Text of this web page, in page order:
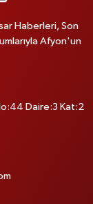
Haberleri, Son
Afyon'un
Daire:3 Kat:2